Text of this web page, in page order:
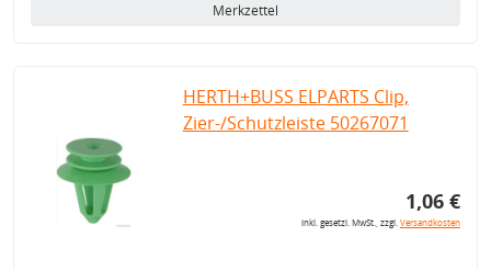
Merkzettel
HERTH+BUSS ELPARTS Clip,
Zier-/Schutzleiste 50267071
1,06 €
inkl. gesetzl. MwSt., zzgl.Versandkosten